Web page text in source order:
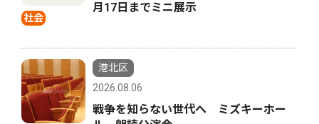
社会
月17日までミニ展示
港北区
2026.08.06
戦争を知らない世代へ ミズキーホー